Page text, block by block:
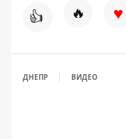
👍 🔥 ♥
ДНЕПР ВИДЕО